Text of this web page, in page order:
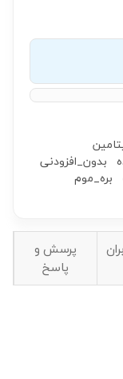
بدون_افزودنی
بره_موم
پرسش و
پاسخ